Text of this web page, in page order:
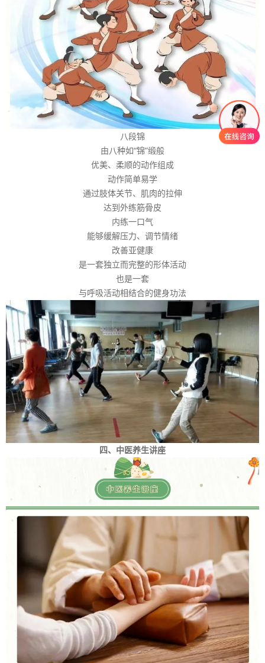
八段锦
由八种如“锦”缎般
优美、柔顺的动作组成
动作简单易学
通过肢体关节、肌肉的拉伸
达到外练筋骨皮
内练一口气
能够缓解压力、调节情绪
改善亚健康
是一套独立而完整的形体活动
也是一套
与呼吸活动相结合的健身功法
四、中医养生讲座